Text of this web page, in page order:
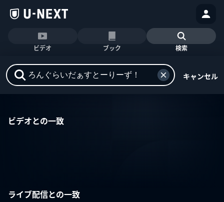
ビデオ ブック 検索
キャンセル
ビデオとの一致
ライブ配信との一致